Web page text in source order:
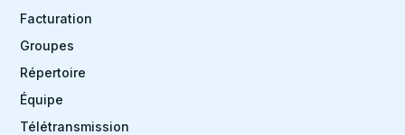
Facturation
Groupes
Répertoire
Équipe
Télétransmission